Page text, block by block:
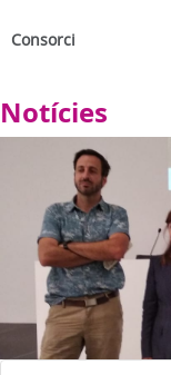
Consorci
Notícies